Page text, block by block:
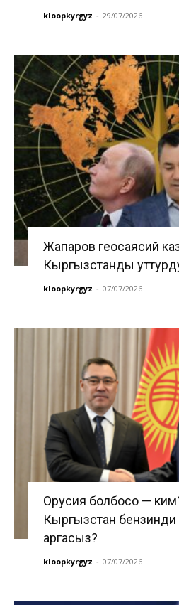
kloopkyrgyz - 29/07/2026
Жапаров геосаясий
Кыргызстанды
kloopkyrgyz - 07/07/2026
Орусия болбосо —
Кыргызстан бензинди
аргасыз?
kloopkyrgyz - 07/07/2026